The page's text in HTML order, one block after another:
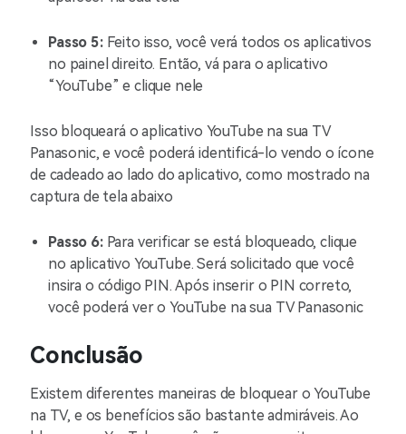
Passo 5:Feito isso, você verá todos os aplicativos
no painel direito. Então, vá para o aplicativo
“YouTube” e clique nele
Isso bloqueará o aplicativo YouTube na sua TV
Panasonic, e você poderá identificá-lo vendo o ícone
de cadeado ao lado do aplicativo, como mostrado na
captura de tela abaixo
Passo 6:Para verificar se está bloqueado, clique
no aplicativo YouTube. Será solicitado que você
insira o código PIN. Após inserir o PIN correto,
você poderá ver o YouTube na sua TV Panasonic
Conclusão
Existem diferentes maneiras de bloquear o YouTube
na TV, e os benefícios são bastante admiráveis. Ao